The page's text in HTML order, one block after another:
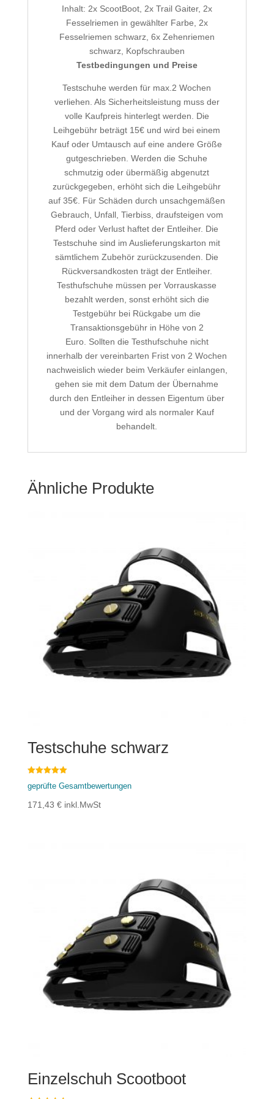
Inhalt: 2x ScootBoot, 2x Trail Gaiter, 2x
Fesselriemen in gewählter Farbe, 2x
Fesselriemen schwarz, 6x Zehenriemen
schwarz, Kopfschrauben
Testbedingungen und Preise
Testschuhe werden für max.2 Wochen
verliehen. Als Sicherheitsleistung muss der
volle Kaufpreis hinterlegt werden. Die
Leihgebühr beträgt 15€ und wird bei einem
Kauf oder Umtausch auf eine andere Größe
gutgeschrieben. Werden die Schuhe
schmutzig oder übermäßig abgenutzt
zurückgegeben, erhöht sich die Leihgebühr
auf 35€. Für Schäden durch unsachgemäßen
Gebrauch, Unfall, Tierbiss, draufsteigen vom
Pferd oder Verlust haftet der Entleiher. Die
Testschuhe sind im Auslieferungskarton mit
sämtlichem Zubehör zurückzusenden. Die
Rückversandkosten trägt der Entleiher.
Testhufschuhe müssen per Vorrauskasse
bezahlt werden, sonst erhöht sich die
Testgebühr bei Rückgabe um die
Transaktionsgebühr in Höhe von 2
Euro. Sollten die Testhufschuhe nicht
innerhalb der vereinbarten Frist von 2 Wochen
nachweislich wieder beim Verkäufer einlangen,
gehen sie mit dem Datum der Übernahme
durch den Entleiher in dessen Eigentum über
und der Vorgang wird als normaler Kauf
behandelt.
Ähnliche Produkte
Testschuhe schwarz
5.00
geprüfte Gesamtbewertungen
171,43 € inkl.MwSt
Einzelschuh Scootboot